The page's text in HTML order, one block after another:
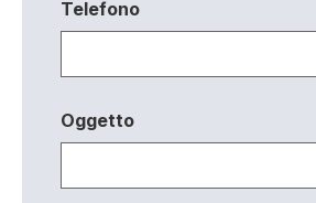
Telefono
Oggetto